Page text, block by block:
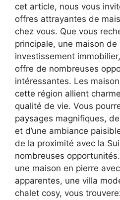
cet article, nous vous
offres attrayantes de
chez vous. Que vous
principale, une maison de
investissement
offre de nombreuses
intéressantes. Les
cette région allient
qualité de vie. Vous
paysages magnifiques,
et d’une ambiance
de la proximité avec la
nombreuses
une maison en pierre
apparentes, une villa
chalet cosy, vous